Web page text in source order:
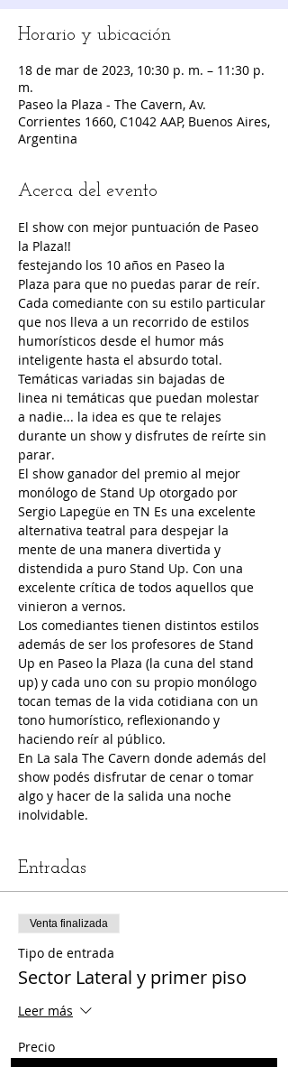
Horario y ubicación
18 de mar de 2023, 10:30 p. m. – 11:30 p.
m.
Paseo la Plaza - The Cavern, Av.
Corrientes 1660, C1042 AAP, Buenos Aires,
Argentina
Acerca del evento
El show con mejor puntuación de Paseo
la Plaza!!
festejando los 10 años en Paseo la
Plaza para que no puedas parar de reír.
Cada comediante con su estilo particular
que nos lleva a un recorrido de estilos
humorísticos desde el humor más
inteligente hasta el absurdo total.
Temáticas variadas sin bajadas de
linea ni temáticas que puedan molestar
a nadie... la idea es que te relajes
durante un show y disfrutes de reírte sin
parar.
El show ganador del premio al mejor
monólogo de Stand Up otorgado por
Sergio Lapegüe en TN Es una excelente
alternativa teatral para despejar la
mente de una manera divertida y
distendida a puro Stand Up. Con una
excelente crítica de todos aquellos que
vinieron a vernos.
Los comediantes tienen distintos estilos
además de ser los profesores de Stand
Up en Paseo la Plaza (la cuna del stand
up) y cada uno con su propio monólogo
tocan temas de la vida cotidiana con un
tono humorístico, reflexionando y
haciendo reír al público.
En La sala The Cavern donde además del
show podés disfrutar de cenar o tomar
algo y hacer de la salida una noche
inolvidable.
Entradas
Venta finalizada
Tipo de entrada
Sector Lateral y primer piso
Leer más
Precio